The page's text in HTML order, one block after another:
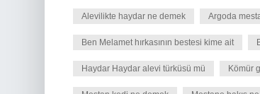
Alevilikte haydar ne demek Argoda
Ben Melamet hırkasının bestesi kime ait
Haydar Haydar alevi türküsü mü Kömür